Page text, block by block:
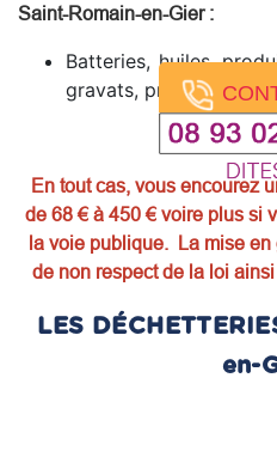
Saint-Romain-en-Gier:
Batteries, huiles,
gravats, pneus,
En tout cas, vous encourez
de 68 € à 450 € voire plus si
la voie publique. La mise
de non respect de la loi
LES
en-